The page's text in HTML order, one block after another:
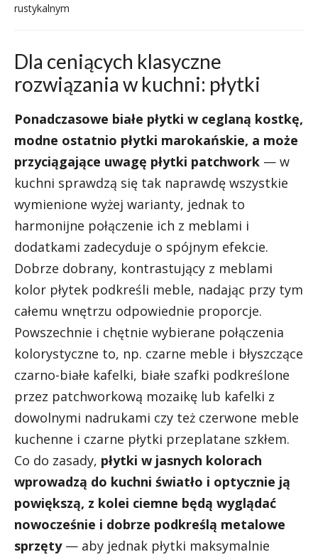
rustykalnym
Dla ceniących klasyczne
rozwiązania w kuchni: płytki
Ponadczasowe białe płytki w ceglaną kostkę,
modne ostatnio płytki marokańskie, a może
przyciągające uwagę płytki patchwork — w
kuchni sprawdzą się tak naprawdę wszystkie
wymienione wyżej warianty, jednak to
harmonijne połączenie ich z meblami i
dodatkami zadecyduje o spójnym efekcie.
Dobrze dobrany, kontrastujący z meblami
kolor płytek podkreśli meble, nadając przy tym
całemu wnętrzu odpowiednie proporcje.
Powszechnie i chętnie wybierane połączenia
kolorystyczne to, np. czarne meble i błyszczące
czarno-białe kafelki, białe szafki podkreślone
przez patchworkową mozaikę lub kafelki z
dowolnymi nadrukami czy też czerwone meble
kuchenne i czarne płytki przeplatane szkłem.
Co do zasady, płytki w jasnych kolorach
wprowadzą do kuchni światło i optycznie ją
powiększą, z kolei ciemne będą wyglądać
nowocześnie i dobrze podkreślą metalowe
sprzęty— aby jednak płytki maksymalnie